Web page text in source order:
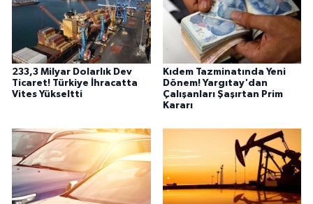
233,3 Milyar Dolarlık Dev
Ticaret! Türkiye İhracatta
Vites Yükseltti
Kıdem Tazminatında Yeni
Dönem! Yargıtay'dan
Çalışanları Şaşırtan Prim
Kararı